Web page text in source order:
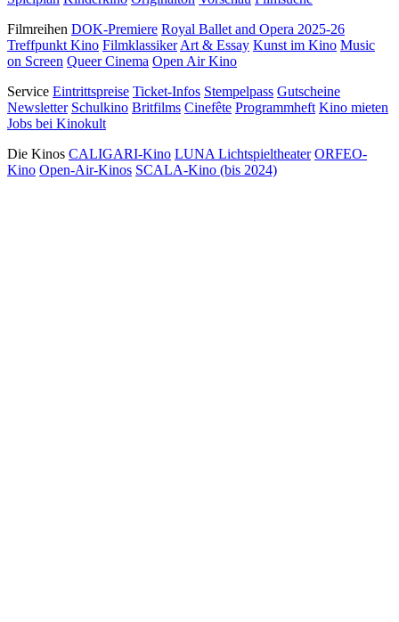
Filmreihen DOK-Premiere Royal Ballet and Opera 2025-26
Treffpunkt Kino Filmklassiker Art & Essay Kunst im Kino Music
on Screen Queer Cinema Open Air Kino
Service Eintrittspreise Ticket-Infos Stempelpass Gutscheine
Newsletter Schulkino Britfilms Cinefête Programmheft Kino mieten
Jobs bei Kinokult
Die Kinos CALIGARI-Kino LUNA Lichtspieltheater ORFEO-
Kino Open-Air-Kinos SCALA-Kino (bis 2024)